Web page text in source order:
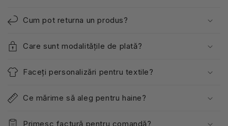
Cum pot returna un produs?
Care sunt modalitățile de plată?
Faceți personalizări pentru textile?
Ce mărime să aleg pentru haine?
Primesc factură pentru comandă?